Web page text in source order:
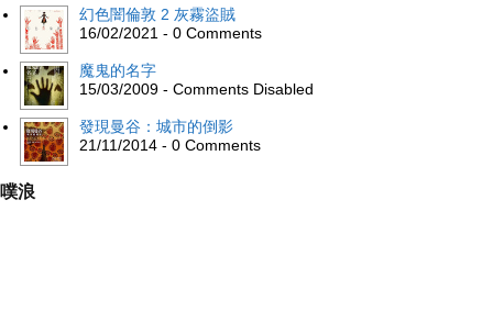
幻色闇倫敦 2 灰霧盜賊
16/02/2021 - 0 Comments
魔鬼的名字
15/03/2009 - Comments Disabled
發現曼谷：城市的倒影
21/11/2014 - 0 Comments
噗浪